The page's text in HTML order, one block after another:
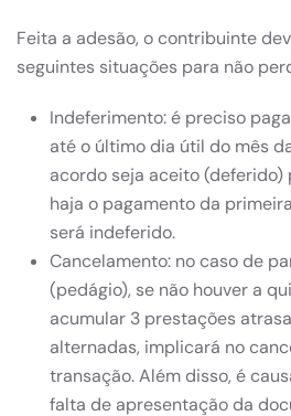
Feita a adesão, o contribuinte
seguintes situações para não
Indeferimento: é preciso
até o último dia útil do mês
acordo seja aceito (deferido)
haja o pagamento da
será indeferido.
Cancelamento: no caso de
(pedágio), se não houver a
acumular 3 prestações
alternadas, implicará no
transação. Além disso, é
falta de apresentação da